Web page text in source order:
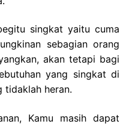
singkat yaitu cuma
sebagian orang
akan tetapi bagi
yang singkat di
tidaklah heran.
Kamu masih dapat